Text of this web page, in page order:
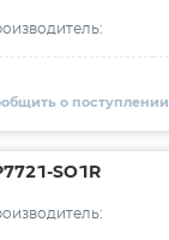
о поступлении
SO1R